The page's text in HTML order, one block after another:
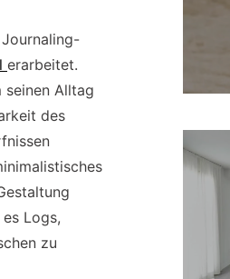
erarbeitet.
Alltag
des
Logs,
zu